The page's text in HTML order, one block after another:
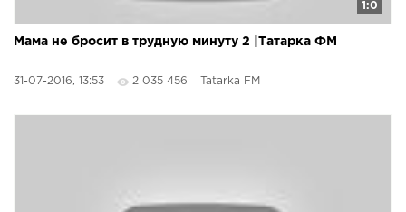
1:0
Мама не бросит в трудную минуту 2 |Татарка ФМ
31-07-2016, 13:53 2 035 456 Tatarka FM